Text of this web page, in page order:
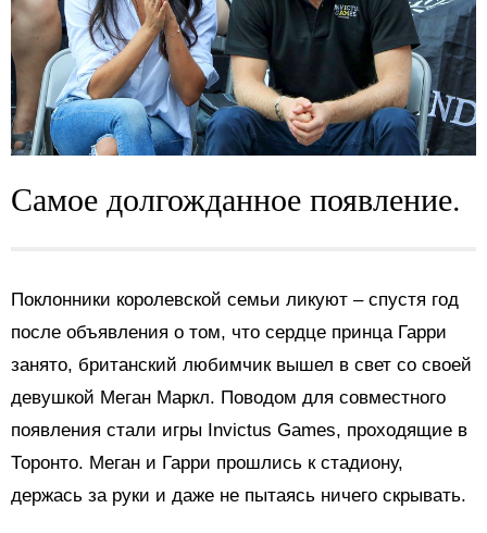
Самое долгожданное появление.
Поклонники королевской семьи ликуют – спустя год
после объявления о том, что сердце принца Гарри
занято, британский любимчик вышел в свет со своей
девушкой Меган Маркл. Поводом для совместного
появления стали игры Invictus Games, проходящие в
Торонто. Меган и Гарри прошлись к стадиону,
держась за руки и даже не пытаясь ничего скрывать.